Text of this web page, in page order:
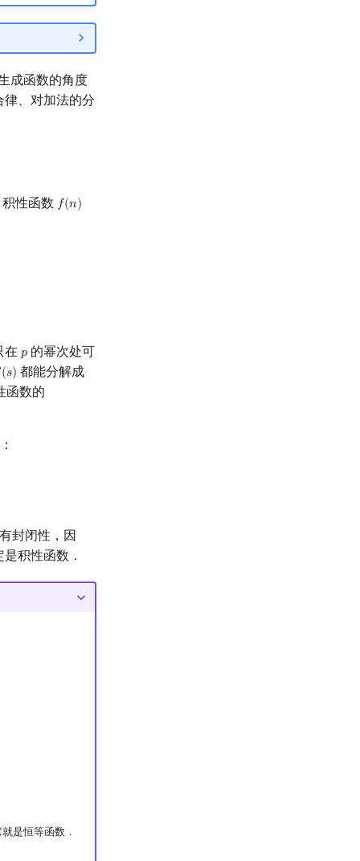
成函数的角度
、对加法的分
积性函数 𝑓(𝑛)
f(n)
在𝑝
p 的幂次处可
(𝑠)
s) 都能分解成
函数的
封闭性，因
积性函数．
是恒等函数．